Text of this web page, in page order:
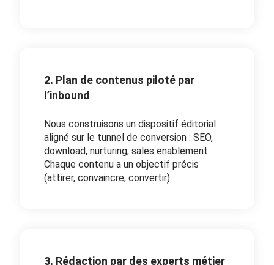
2. Plan de contenus piloté par
l’inbound
Nous construisons un dispositif éditorial
aligné sur le tunnel de conversion : SEO,
download, nurturing, sales enablement.
Chaque contenu a un objectif précis
(attirer, convaincre, convertir).
3. Rédaction par des experts métier